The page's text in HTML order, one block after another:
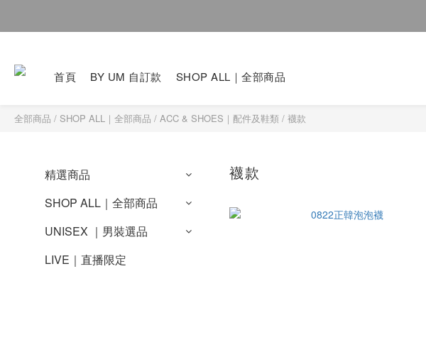
首頁 BY UM 自訂款 SHOP ALL｜全部商品
全部商品 / SHOP ALL｜全部商品 / ACC & SHOES｜配件及鞋類 / 襪款
精選商品
SHOP ALL｜全部商品
UNISEX ｜男裝選品
LIVE｜直播限定
襪款